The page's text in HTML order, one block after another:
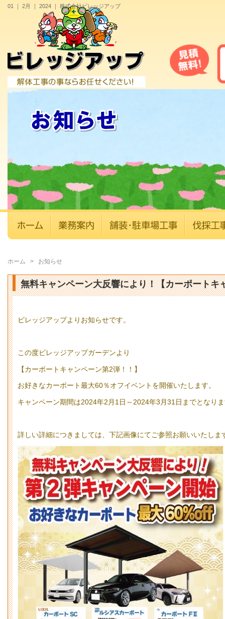
01 ｜ 2月 ｜ 2024 ｜ 株式会社ビレッジアップ
ホーム > お知らせ
無料キャンペーン大反響により！【カーポートキ
ビレッジアップよりお知らせです。
この度ビレッジアップガーデンより
【カーポートキャンペーン第2弾！！】
お好きなカーポート最大60％オフイベントを開催いたします。
キャンペーン期間は2024年2月1日～2024年3月31日までとなり
詳しい詳細につきましては、下記画像にてご参照お願いいたしま